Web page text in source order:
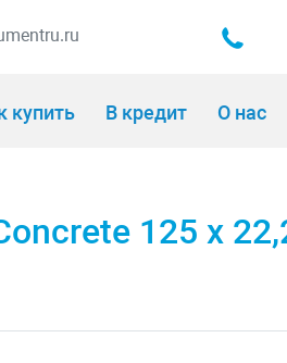
купить В кредит О нас
125 x